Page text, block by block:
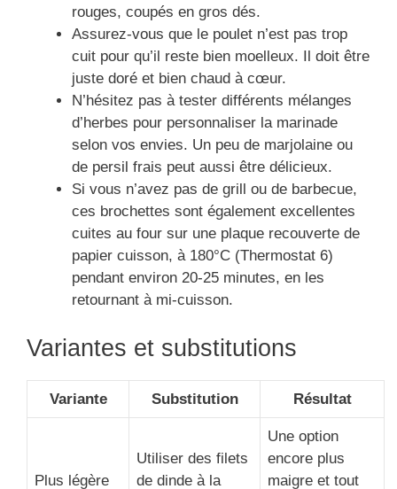
rouges, coupés en gros dés.
Assurez-vous que le poulet n’est pas trop
cuit pour qu’il reste bien moelleux. Il doit être
juste doré et bien chaud à cœur.
N’hésitez pas à tester différents mélanges
d’herbes pour personnaliser la marinade
selon vos envies. Un peu de marjolaine ou
de persil frais peut aussi être délicieux.
Si vous n’avez pas de grill ou de barbecue,
ces brochettes sont également excellentes
cuites au four sur une plaque recouverte de
papier cuisson, à 180°C (Thermostat 6)
pendant environ 20-25 minutes, en les
retournant à mi-cuisson.
Variantes et substitutions
Variante Substitution Résultat
Plus légère
Utiliser des filets
de dinde à la
Une option
encore plus
maigre et tout